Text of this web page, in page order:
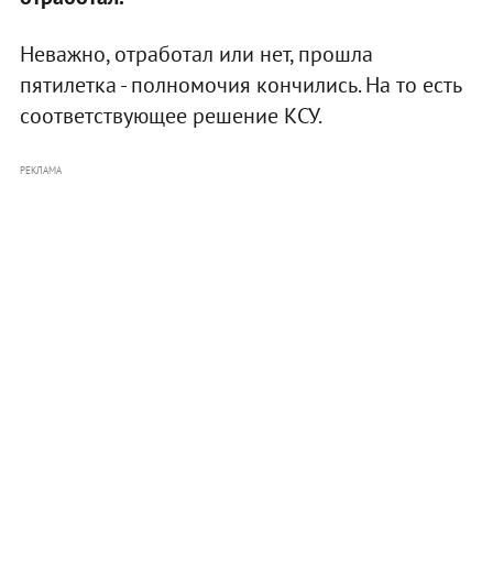
Неважно, отработал или нет, прошла
пятилетка - полномочия кончились. На то есть
соответствующее решение КСУ.
РЕКЛАМА